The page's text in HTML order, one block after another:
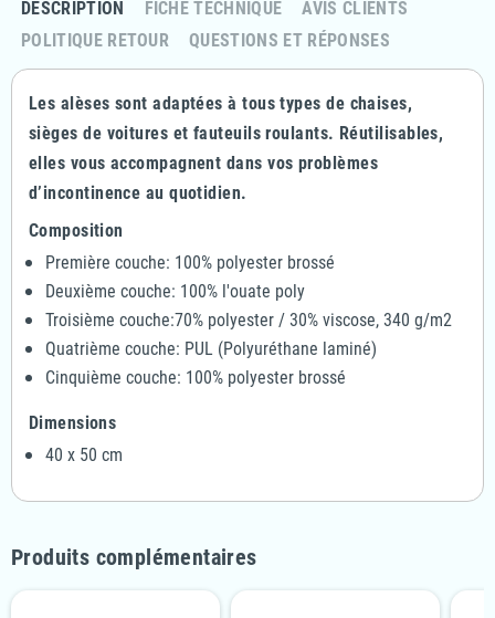
DESCRIPTION FICHE TECHNIQUE
AVIS CLIENTS
POLITIQUE RETOUR
QUESTIONS ET RÉPONSES
Les alèses sont adaptées à tous types de chaises,
sièges de voitures et fauteuils roulants. Réutilisables,
elles vous accompagnent dans vos problèmes
d’incontinence au quotidien.
Composition
Première couche: 100% polyester brossé
Deuxième couche: 100% l'ouate poly
Troisième couche:70% polyester / 30% viscose, 340 g/m2
Quatrième couche: PUL (Polyuréthane laminé)
Cinquième couche: 100% polyester brossé
Dimensions
40 x 50 cm
Produits complémentaires